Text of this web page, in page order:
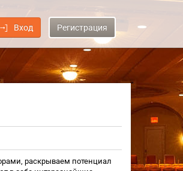
Вход Регистрация
раскрываем потенциал